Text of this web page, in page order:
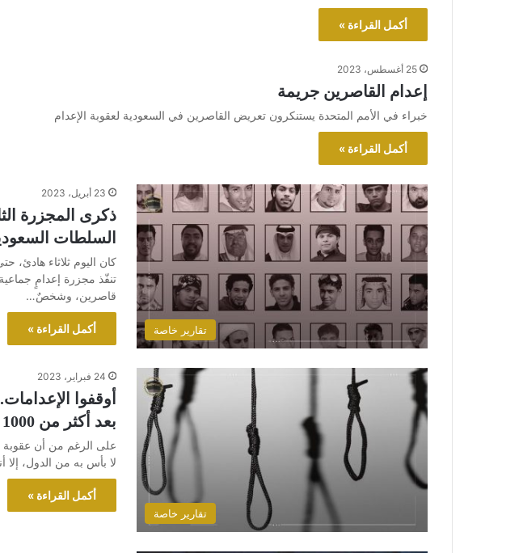
أكمل القراءة »
25 أغسطس، 2023
إعدام القاصرين جريمة
خبراء في الأمم المتحدة يستنكرون تعريض القاصرين في السعودية لعقوبة الإعدام
أكمل القراءة »
تقارير خاصة
23 أبريل، 2023
السلطات
كان اليوم ثلاثاء هادئ،
قاصرين، وشخصٌ…
أكمل القراءة »
تقارير خاصة
24 فبراير، 2023
أوقفوا
بعد أكثر من 1000 عملية إعدام
على الرغم من أن عقوبة
لا بأس به من الدول، إلا
أكمل القراءة »